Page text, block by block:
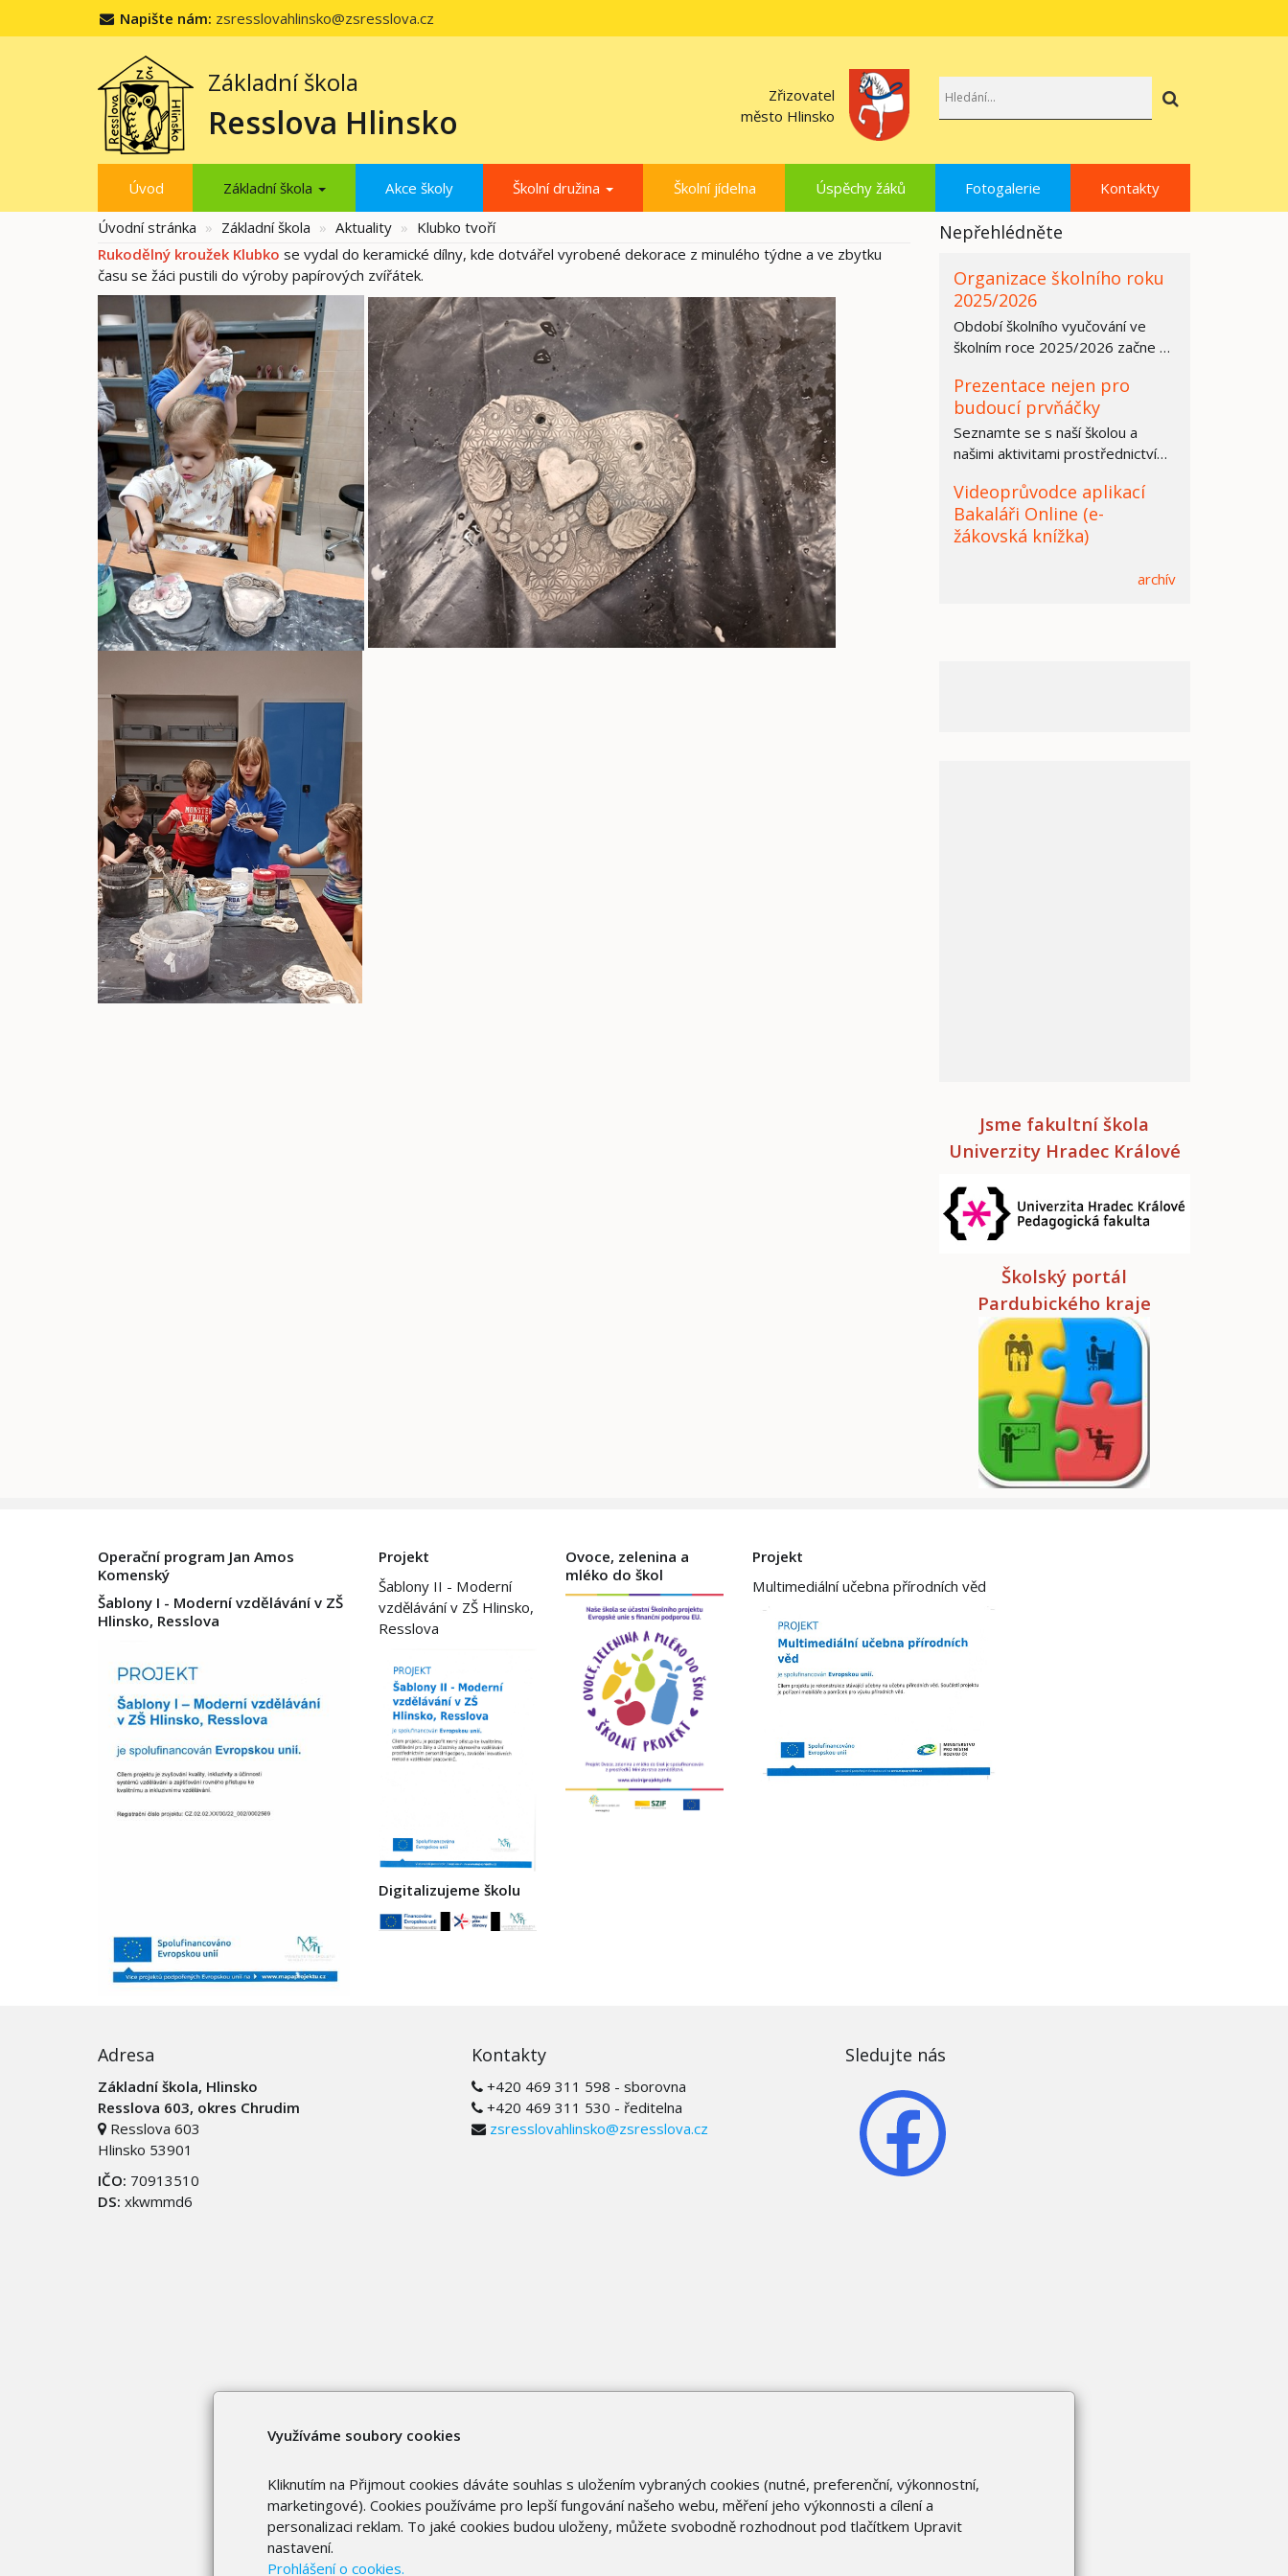
Napište nám: zsresslovahlinsko@zsresslova.cz
Základní škola
Resslova Hlinsko
Zřizovatel
město Hlinsko
Úvod Základní škola Akce školy Školní družina Školní jídelna Úspěchy žáků Fotogalerie Kontakty
Úvodní stránka Základní škola Aktuality
Klubko tvoří
Rukodělný kroužek Klubko se vydal do keramické dílny, kde dotvářel vyrobené dekorace z minulého týdne a ve zbytku
času se žáci pustili do výroby papírových zvířátek.
Nepřehlédněte
Organizace školního roku
2025/2026
Období školního vyučování ve
školním roce 2025/2026 začne ve
středních…
Prezentace nejen pro
budoucí prvňáčky
Seznamte se s naší školou a
našimi aktivitami prostřednictvím
Videoprůvodce aplikací
Bakaláři Online (e-
žákovská knížka)
archív
Jsme fakultní škola
Univerzity Hradec Králové
Školský portál
Pardubického kraje
Operační program Jan Amos
Komenský
Šablony I - Moderní vzdělávání v ZŠ
Hlinsko, Resslova
Projekt
Šablony II - Moderní
vzdělávání v ZŠ Hlinsko,
Resslova
Digitalizujeme školu
Ovoce, zelenina a
mléko do škol
Projekt
Multimediální učebna přírodních věd
Adresa
Základní škola, Hlinsko
Resslova 603, okres Chrudim
Resslova 603
Hlinsko 53901
IČO: 70913510
DS: xkwmmd6
Kontakty
+420 469 311 598 - sborovna
+420 469 311 530 - ředitelna
zsresslovahlinsko@zsresslova.cz
Sledujte nás
Využíváme soubory cookies
Kliknutím na Přijmout cookies dáváte souhlas s uložením vybraných cookies (nutné, preferenční, výkonnostní,
marketingové). Cookies používáme pro lepší fungování našeho webu, měření jeho výkonnosti a cílení a
personalizaci reklam. To jaké cookies budou uloženy, můžete svobodně rozhodnout pod tlačítkem Upravit
nastavení.
Prohlášení o cookies.